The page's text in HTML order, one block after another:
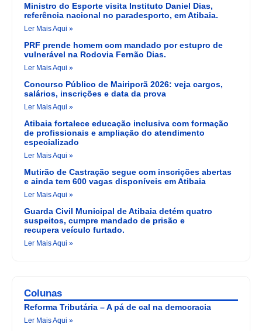
Ministro do Esporte visita Instituto Daniel Dias,
referência nacional no paradesporto, em Atibaia.
Ler Mais Aqui »
PRF prende homem com mandado por estupro de
vulnerável na Rodovia Fernão Dias.
Ler Mais Aqui »
Concurso Público de Mairiporã 2026: veja cargos,
salários, inscrições e data da prova
Ler Mais Aqui »
Atibaia fortalece educação inclusiva com formação
de profissionais e ampliação do atendimento
especializado
Ler Mais Aqui »
Mutirão de Castração segue com inscrições abertas
e ainda tem 600 vagas disponíveis em Atibaia
Ler Mais Aqui »
Guarda Civil Municipal de Atibaia detém quatro
suspeitos, cumpre mandado de prisão e
recupera veículo furtado.
Ler Mais Aqui »
Colunas
Reforma Tributária – A pá de cal na democracia
Ler Mais Aqui »